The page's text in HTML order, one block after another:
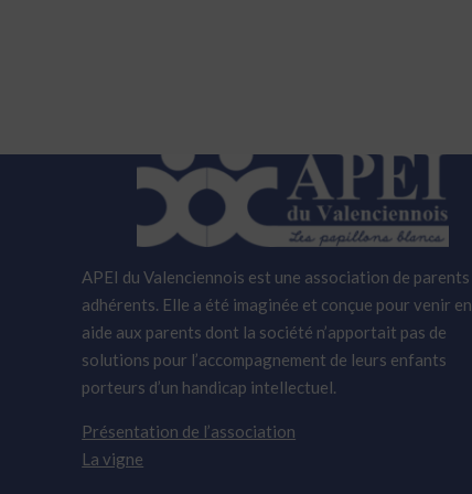
APEI du Valenciennois est une association de parents
adhérents. Elle a été imaginée et conçue pour venir en
aide aux parents dont la société n’apportait pas de
solutions pour l’accompagnement de leurs enfants
porteurs d’un handicap intellectuel.
Présentation de l’association
La vigne